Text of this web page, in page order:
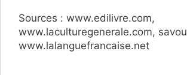
Sources : www.edilivre.com,
www.laculturegenerale.com,
www.lalanguefrancaise.net